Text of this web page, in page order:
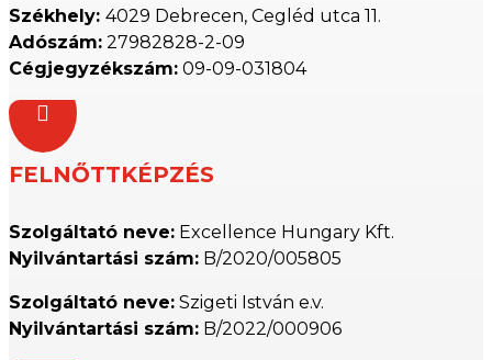
Székhely: 4029 Debrecen, Cegléd utca 11.
Adószám: 27982828-2-09
Cégjegyzékszám: 09-09-031804

FELNŐTTKÉPZÉS
Szolgáltató neve: Excellence Hungary Kft.
Nyilvántartási szám: B/2020/005805
Szolgáltató neve: Szigeti István e.v.
Nyilvántartási szám: B/2022/000906